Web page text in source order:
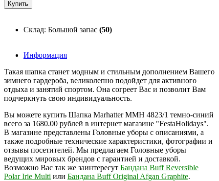
Склад: Большой запас (50)
Информация
Такая шапка станет модным и стильным дополнением Вашего
зимнего гардероба, великолепно подойдет для активного
отдыха и занятий спортом. Она согреет Вас и позволит Вам
подчеркнуть свою индивидуальность.
Вы можете купить Шапка Marhatter MMH 4823/1 темно-синий
всего за 1680.00 рублей в интернет магазине "FestaHolidays".
В магазине представлены Головные уборы с описаниями, а
также подробные технические характеристики, фотографии и
отзывы посетителей. Мы предлагаем Головные уборы
ведущих мировых брендов с гарантией и доставкой.
Возможно Вас так же заинтересут Бандана Buff Reversible
Polar Irie Multi или Бандана Buff Original Afgan Graphite.